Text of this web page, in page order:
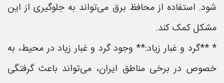
شود. استفاده از محافظ برق می‌تواند به جلوگیری از این
مشکل کمک کند.
* **گرد و غبار زیاد:** وجود گرد و غبار زیاد در محیط، به
خصوص در برخی مناطق ایران، می‌تواند باعث گرفتگی